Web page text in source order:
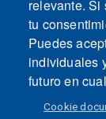
relevante. Si
tu
Puedes
individuales
futuro en
Cookie